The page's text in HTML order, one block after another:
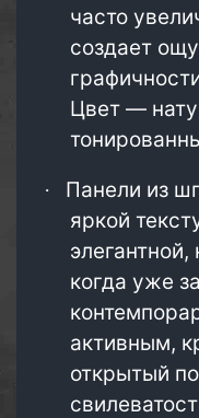
часто
создает
Цвет —
·
Панели из
яркой
когда уже
активным,
открытый